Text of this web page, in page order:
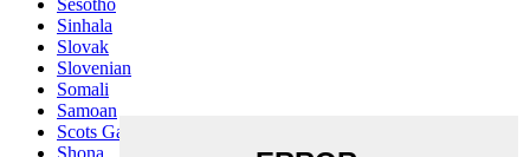
Sesotho
Sinhala
Slovak
Slovenian
Somali
Samoan
Scots Gaelic